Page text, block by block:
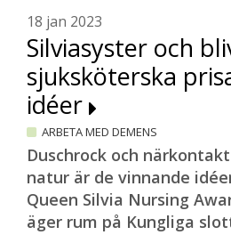
18 jan 2023
Silviasyster och
sjuksköterska
idéer
ARBETA MED DEMENS
Duschrock och
natur är de vinnande
Queen Silvia Nursing
äger rum på Kungliga